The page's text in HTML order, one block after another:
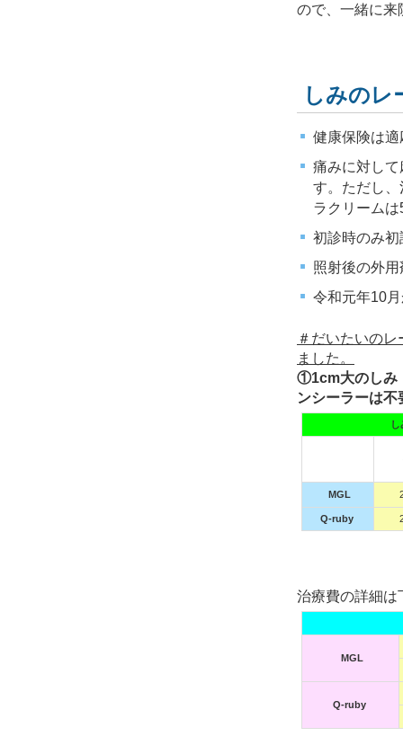
ので、一緒に来
しみのレ
健康保険は
痛みに対し
す。ただし
ラクリーム
初診時のみ
照射後の外
令和元年10
＃だいたいの
ました。
①1cm大のし
ンシーラーは不
MGL
Q-ruby
治療費の詳細は
MGL
Q-ruby